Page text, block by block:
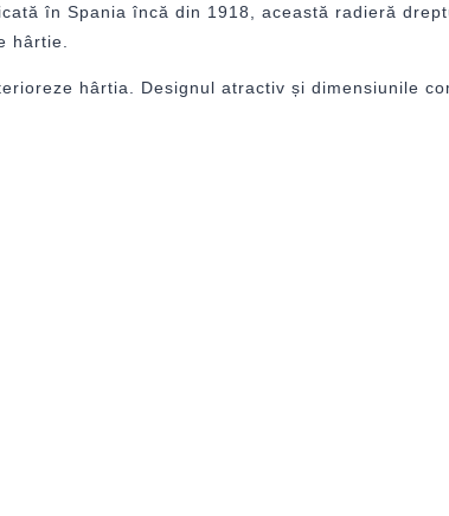
în Spania încă din 1918, această radieră
hârtie.
hârtia. Designul atractiv și dimensiunile